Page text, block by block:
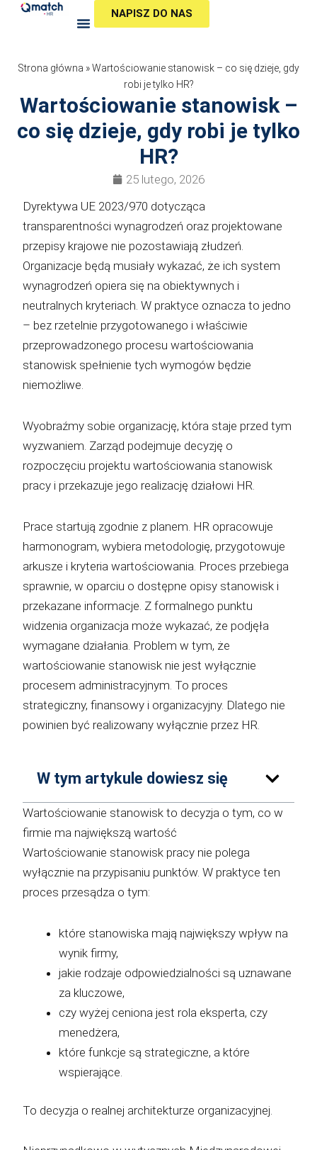
Przejdź
NAPISZ DO NAS
Strona główna »Wartościowanie stanowisk – co się dzieje, gdy
robi je tylko HR?
Wartościowanie stanowisk –
co się dzieje, gdy robi je tylko
HR?
25 lutego, 2026
Dyrektywa UE 2023/970 dotycząca
transparentności wynagrodzeń oraz projektowane
przepisy krajowe nie pozostawiają złudzeń.
Organizacje będą musiały wykazać, że ich system
wynagrodzeń opiera się na obiektywnych i
neutralnych kryteriach. W praktyce oznacza to jedno
– bez rzetelnie przygotowanego i właściwie
przeprowadzonego procesu wartościowania
stanowisk spełnienie tych wymogów będzie
niemożliwe.
Wyobraźmy sobie organizację, która staje przed tym
wyzwaniem. Zarząd podejmuje decyzję o
rozpoczęciu projektu wartościowania stanowisk
pracy i przekazuje jego realizację działowi HR.
Prace startują zgodnie z planem. HR opracowuje
harmonogram, wybiera metodologię, przygotowuje
arkusze i kryteria wartościowania. Proces przebiega
sprawnie, w oparciu o dostępne opisy stanowisk i
przekazane informacje. Z formalnego punktu
widzenia organizacja może wykazać, że podjęła
wymagane działania. Problem w tym, że
wartościowanie stanowisk nie jest wyłącznie
procesem administracyjnym. To proces
strategiczny, finansowy i organizacyjny. Dlatego nie
powinien być realizowany wyłącznie przez HR.
W tym artykule dowiesz się
Wartościowanie stanowisk to decyzja o tym, co w
firmie ma największą wartość
Wartościowanie stanowisk pracy nie polega
wyłącznie na przypisaniu punktów. W praktyce ten
proces przesądza o tym:
które stanowiska mają największy wpływ na
wynik firmy,
jakie rodzaje odpowiedzialności są uznawane
za kluczowe,
czy wyżej ceniona jest rola eksperta, czy
menedżera,
które funkcje są strategiczne, a które
wspierające.
To decyzja o realnej architekturze organizacyjnej.